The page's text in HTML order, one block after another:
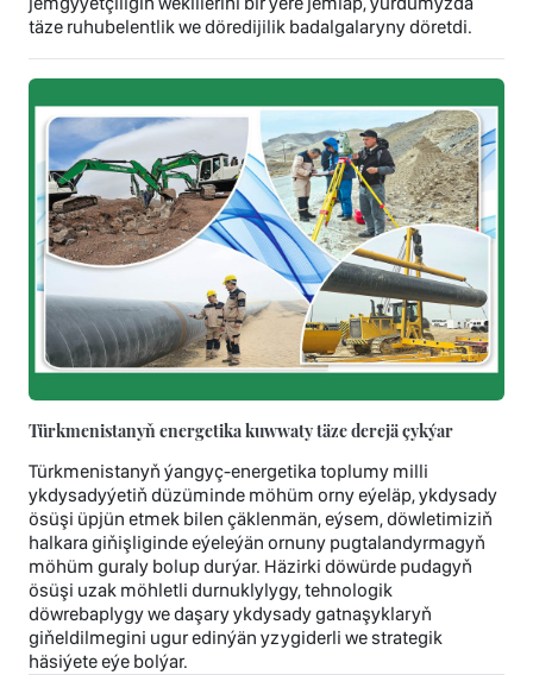
täze ruhubelentlik we döredijilik badalgalaryny döretdi.
Türkmenistanyň energetika kuwwaty täze derejä çykýar
Türkmenistanyň ýangyç-energetika toplumy milli
ykdysadyýetiň düzüminde möhüm orny eýeläp, ykdysady
ösüşi üpjün etmek bilen çäklenmän, eýsem, döwletimiziň
halkara giňişliginde eýeleýän ornuny pugtalandyrmagyň
möhüm guraly bolup durýar. Häzirki döwürde pudagyň
ösüşi uzak möhletli durnuklylygy, tehnologik
döwrebaplygy we daşary ykdysady gatnaşyklaryň
giňeldilmegini ugur edinýän yzygiderli we strategik
häsiýete eýe bolýar.